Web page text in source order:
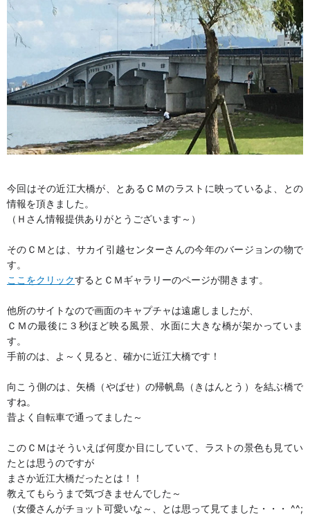
今回はその近江大橋が、とあるＣＭのラストに映っているよ、との
情報を頂きました。
（Ｈさん情報提供ありがとうございます～）
そのＣＭとは、サカイ引越センターさんの今年のバージョンの物で
す。
ここをクリックするとＣＭギャラリーのページが開きます。
他所のサイトなので画面のキャプチャは遠慮しましたが、
ＣＭの最後に３秒ほど映る風景、水面に大きな橋が架かっていま
す。
手前のは、よ～く見ると、確かに近江大橋です！
向こう側のは、矢橋（やばせ）の帰帆島（きはんとう）を結ぶ橋で
すね。
昔よく自転車で通ってました～
このＣＭはそういえば何度か目にしていて、ラストの景色も見てい
たとは思うのですが
まさか近江大橋だったとは！！
教えてもらうまで気づきませんでした～
（女優さんがチョット可愛いな～、とは思って見てました・・・ ^^;